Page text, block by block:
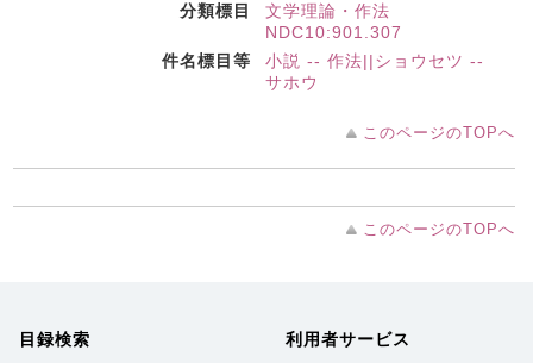
分類標目
文学理論・作法
NDC10:901.307
件名標目等
小説 -- 作法||ショウセツ --
サホウ
このページのTOPへ
このページのTOPへ
目録検索 利用者サービス